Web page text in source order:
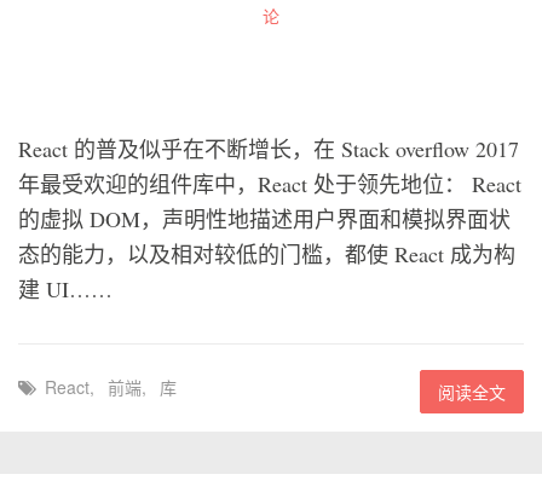
论
React 的普及似乎在不断增长，在 Stack overflow 2017
年最受欢迎的组件库中，React 处于领先地位： React
的虚拟 DOM，声明性地描述用户界面和模拟界面状
态的能力，以及相对较低的门槛，都使 React 成为构
建 UI……
React, 前端, 库 阅读全文